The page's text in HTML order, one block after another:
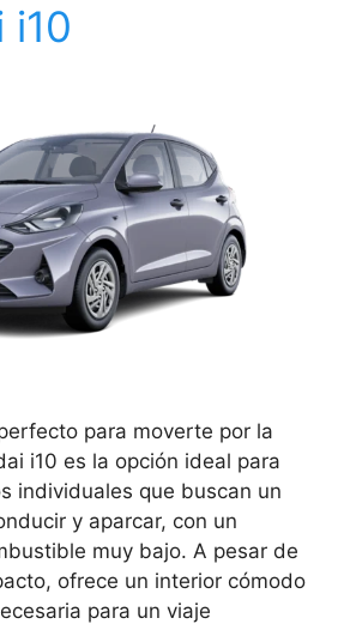
i10
para moverte por la
i10 es la opción ideal para
individuales que buscan un
y aparcar, con un
muy bajo. A pesar de
ofrece un interior cómodo
para un viaje